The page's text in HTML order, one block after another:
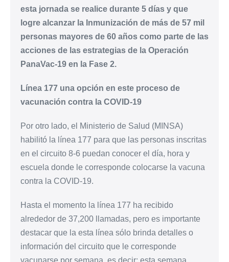
esta jornada se realice durante 5 días y que
logre alcanzar la Inmunización de más de 57 mil
personas mayores de 60 años como parte de las
acciones de las estrategias de la Operación
PanaVac-19 en la Fase 2.
Línea 177 una opción en este proceso de
vacunación contra la COVID-19
Por otro lado, el Ministerio de Salud (MINSA)
habilitó la línea 177 para que las personas inscritas
en el circuito 8-6 puedan conocer el día, hora y
escuela donde le corresponde colocarse la vacuna
contra la COVID-19.
Hasta el momento la línea 177 ha recibido
alrededor de 37,200 llamadas, pero es importante
destacar que la esta línea sólo brinda detalles o
información del circuito que le corresponde
vacunarse por semana, es decir; esta semana